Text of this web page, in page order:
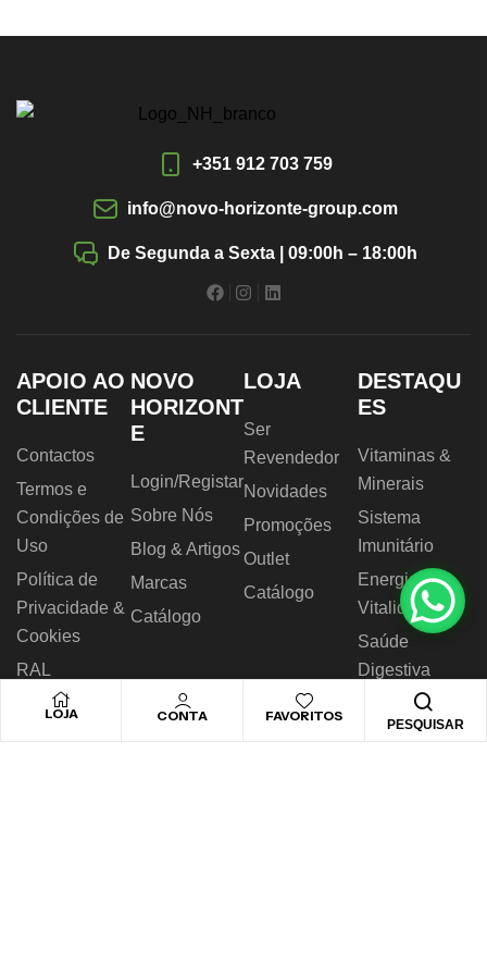
LOJA CONTA FAVORITOS
PESQUISAR
+351 912 703 759
info@novo-horizonte-group.com
De Segunda a Sexta | 09:00h – 18:00h
APOIO AO
CLIENTE
Contactos
Termos e
Condições de
Uso
Política de
Privacidade &
Cookies
RAL
Livro de
NOVO
HORIZONT
E
Login/Registar
Sobre Nós
Blog & Artigos
Marcas
Catálogo
LOJA
Ser
Revendedor
Novidades
Promoções
Outlet
Catálogo
DESTAQU
ES
Vitaminas &
Minerais
Sistema
Imunitário
Energia &
Vitalidade
Saúde
Digestiva
Nutrição
Desportiva